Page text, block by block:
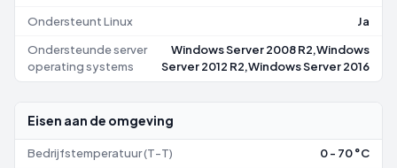
Ondersteunt Linux Ja
Ondersteunde server
operating systems
Windows Server 2008 R2,Windows
Server 2012 R2,Windows Server 2016
Eisen aan de omgeving
Bedrijfstemperatuur (T-T) 0 - 70 °C